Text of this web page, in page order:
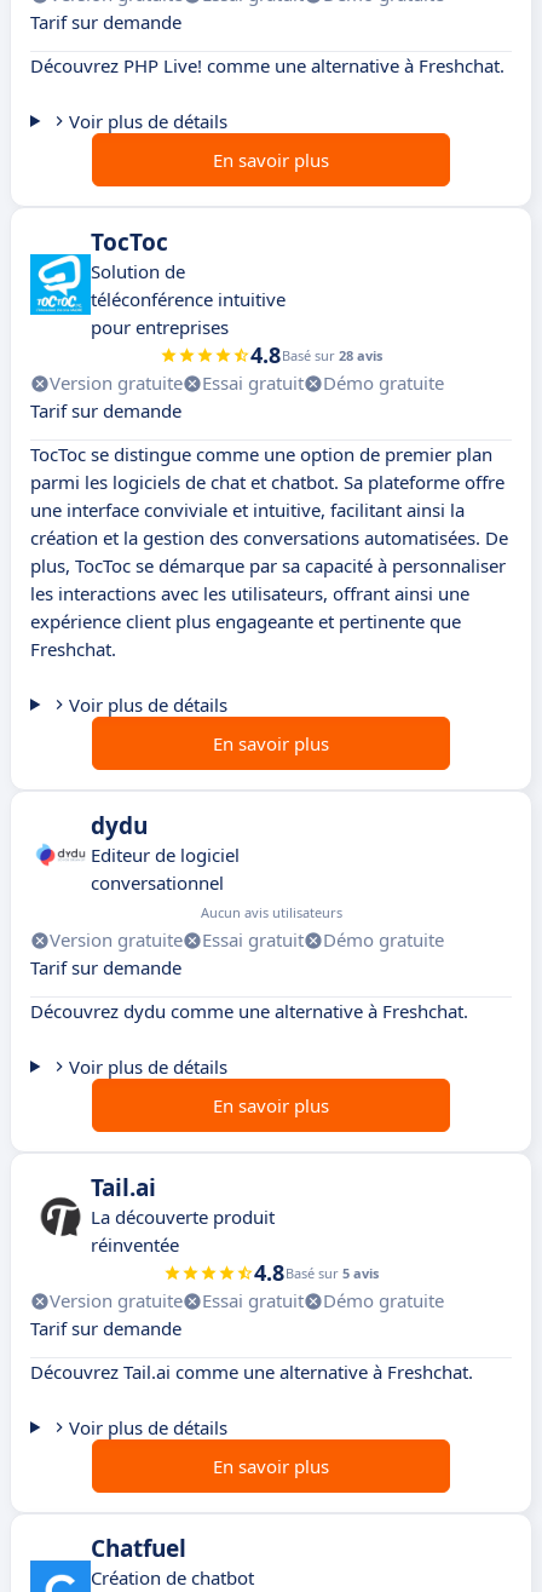
Tarif sur demande
Découvrez PHP Live! comme une alternative à Freshchat.
Voir plus de détails
En savoir plus
TocToc
Solution de
téléconférence intuitive
pour entreprises
4.8Basé sur 28 avis
Version gratuite Essai gratuit
Démo gratuite
Tarif sur demande
TocToc se distingue comme une option de premier plan
parmi les logiciels de chat et chatbot. Sa plateforme offre
une interface conviviale et intuitive, facilitant ainsi la
création et la gestion des conversations automatisées. De
plus, TocToc se démarque par sa capacité à personnaliser
les interactions avec les utilisateurs, offrant ainsi une
expérience client plus engageante et pertinente que
Freshchat.
Voir plus de détails
En savoir plus
dydu
Editeur de logiciel
conversationnel
Aucun avis utilisateurs
Version gratuite Essai gratuit
Démo gratuite
Tarif sur demande
Découvrez dydu comme une alternative à Freshchat.
Voir plus de détails
En savoir plus
Tail.ai
La découverte produit
réinventée
4.8Basé sur 5 avis
Version gratuite Essai gratuit
Démo gratuite
Tarif sur demande
Découvrez Tail.ai comme une alternative à Freshchat.
Voir plus de détails
En savoir plus
Chatfuel
Création de chatbot